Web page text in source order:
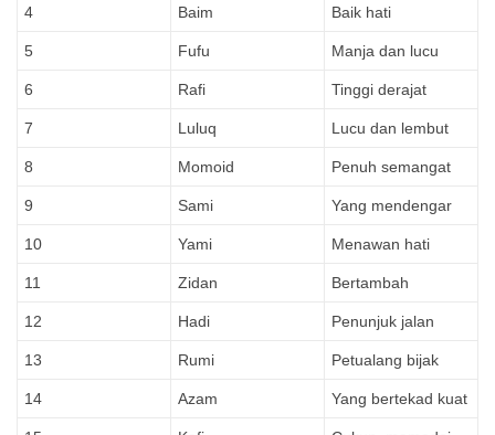
4 Baim Baik hati
5 Fufu Manja dan lucu
6 Rafi Tinggi derajat
7 Luluq Lucu dan lembut
8 Momoid Penuh semangat
9 Sami Yang mendengar
10 Yami Menawan hati
11 Zidan Bertambah
12 Hadi Penunjuk jalan
13 Rumi Petualang bijak
14 Azam Yang bertekad kuat